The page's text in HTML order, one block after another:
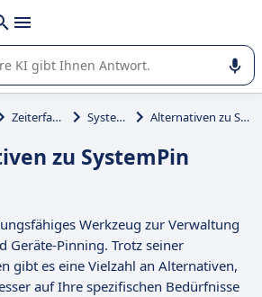
mit
Sie bei der Nutzung oder Auswahl
Zeiterfassung SystemPin Alternativen zu SystemPin
zu SystemPin
Werkzeug zur Verwaltung
Geräte-Pinning. Trotz seiner
gibt es eine Vielzahl an Alternativen,
auf Ihre spezifischen Bedürfnisse